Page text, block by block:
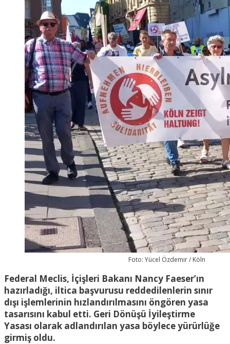
Foto: Yücel Özdemir / Köln
Federal Meclis, İçişleri Bakanı Nancy Faeser’ın
hazırladığı, iltica başvurusu reddedilenlerin sınır
dışı işlemlerinin hızlandırılmasını öngören yasa
tasarısını kabul etti. Geri Dönüşü İyileştirme
Yasası olarak adlandırılan yasa böylece yürürlüğe
girmiş oldu.